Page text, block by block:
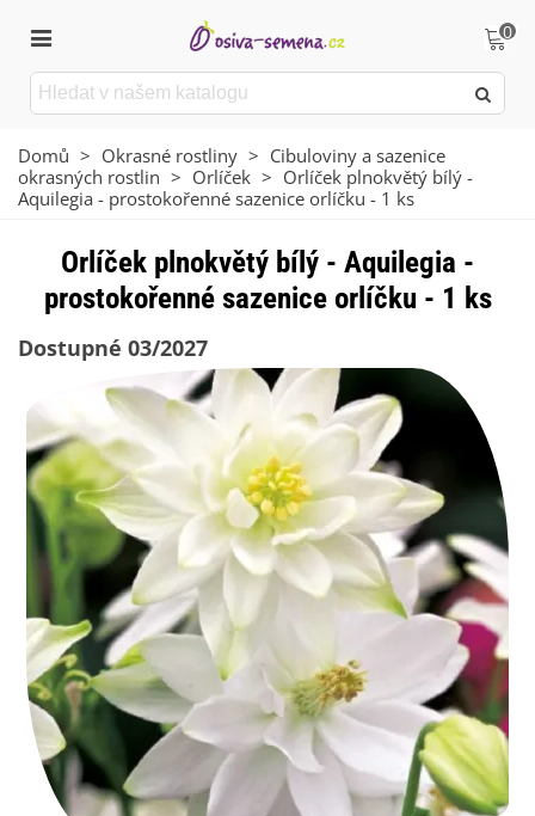
0
Domů > Okrasné rostliny > Cibuloviny a sazenice
okrasných rostlin > Orlíček > Orlíček plnokvětý bílý -
Aquilegia - prostokořenné sazenice orlíčku - 1 ks
Orlíček plnokvětý bílý - Aquilegia -
prostokořenné sazenice orlíčku - 1 ks
Dostupné 03/2027